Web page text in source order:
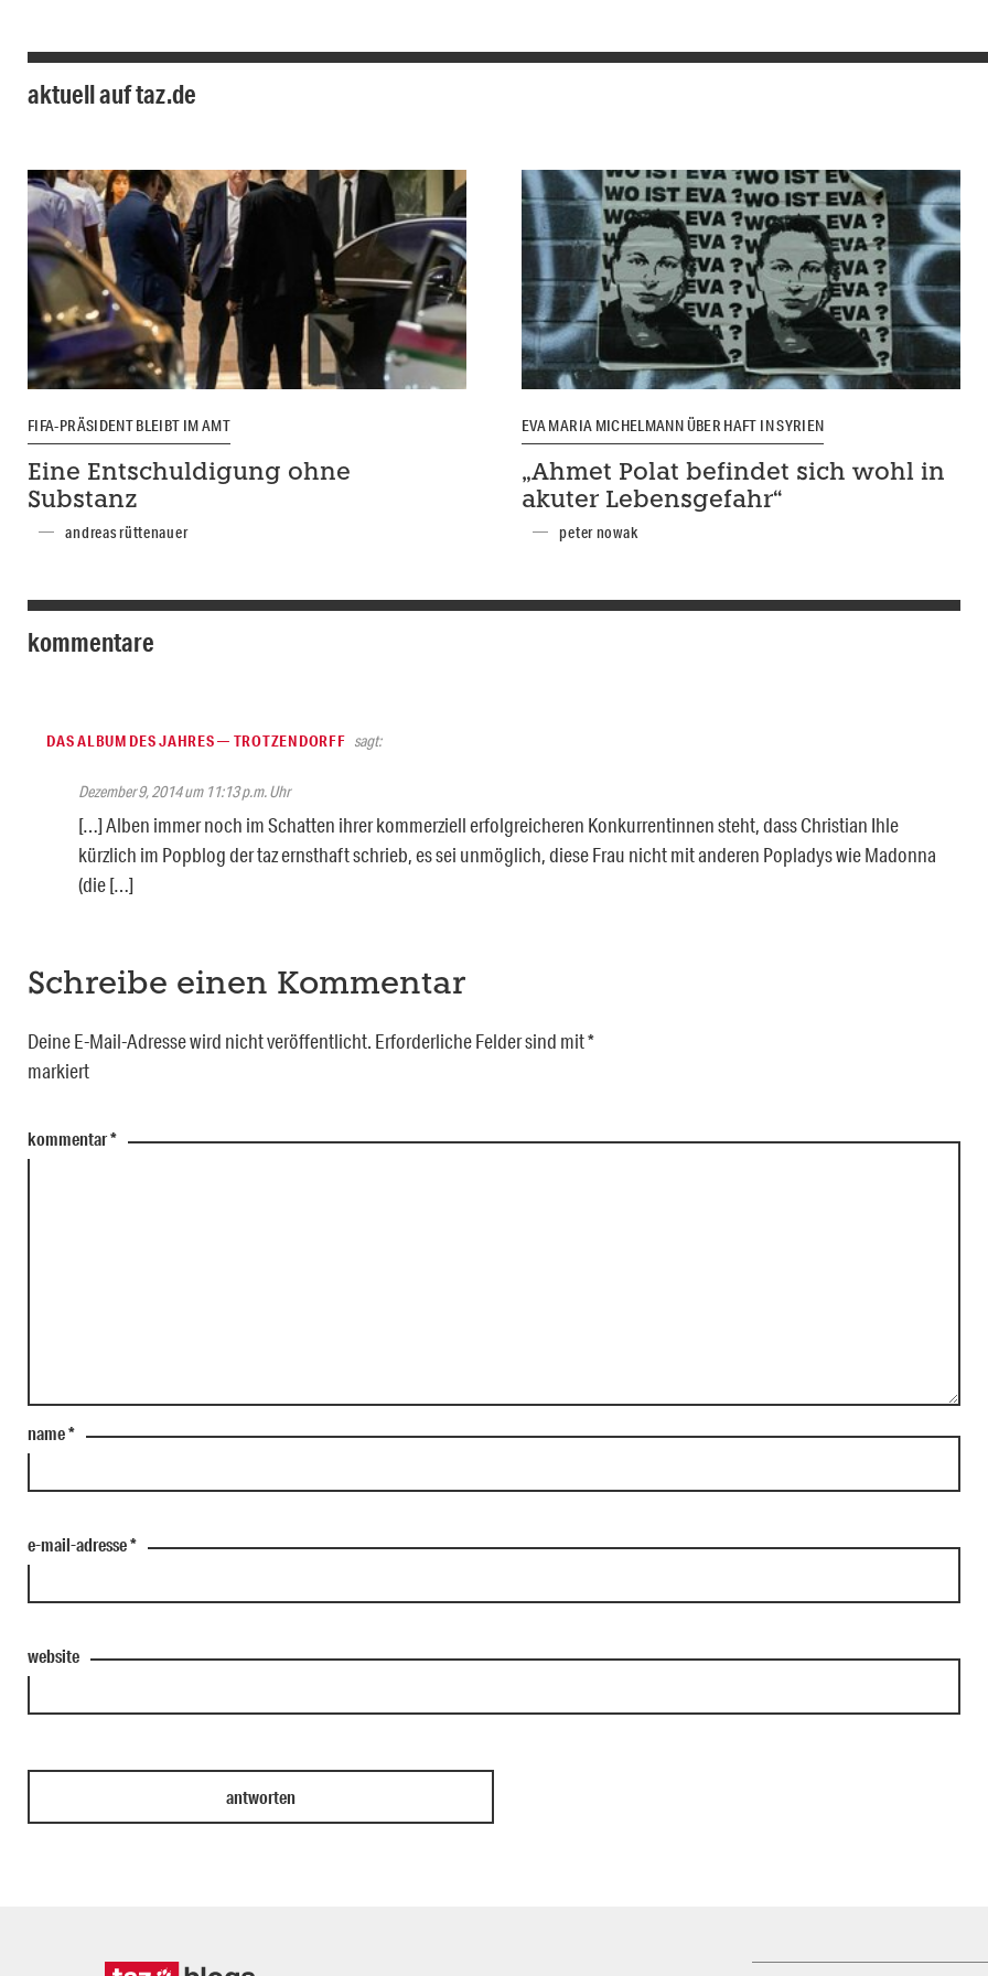
aktuell auf taz.de
FIFA-PRÄSIDENT BLEIBT IM AMT
Eine Entschuldigung ohne
Substanz
andreas rüttenauer
EVA MARIA MICHELMANN ÜBER HAFT IN SYRIEN
„Ahmet Polat befindet sich wohl in
akuter Lebensgefahr“
peter nowak
kommentare
DAS ALBUM DES JAHRES — TROTZENDORFF sagt:
Dezember 9, 2014 um 11:13 p.m. Uhr
[…] Alben immer noch im Schatten ihrer kommerziell erfolgreicheren Konkurrentinnen steht, dass Christian Ihle
kürzlich im Popblog der taz ernsthaft schrieb, es sei unmöglich, diese Frau nicht mit anderen Popladys wie Madonna
(die […]
Schreibe einen Kommentar
Deine E-Mail-Adresse wird nicht veröffentlicht. Erforderliche Felder sind mit*
markiert
kommentar*
name*
e-mail-adresse*
website